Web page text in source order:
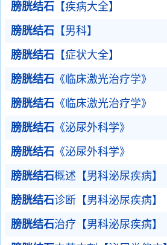
膀胱结石 【疾病大全】
膀胱结石 【男科】
膀胱结石 【症状大全】
膀胱结石 《临床激光治疗学》
膀胱结石 《临床激光治疗学》
膀胱结石 《泌尿外科学》
膀胱结石 《泌尿外科学》
膀胱结石概述【男科泌尿疾病】
膀胱结石诊断【男科泌尿疾病】
膀胱结石治疗【男科泌尿疾病】